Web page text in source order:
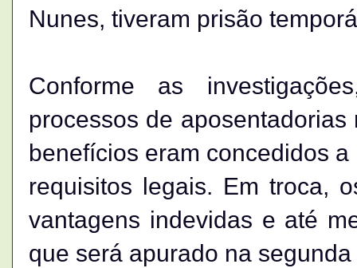
Nunes, tiveram prisão
Conforme as
processos de
benefícios eram concedidos
requisitos legais. Em troca,
vantagens indevidas e até
que será apurado na